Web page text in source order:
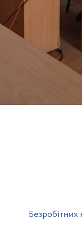
Безробітних